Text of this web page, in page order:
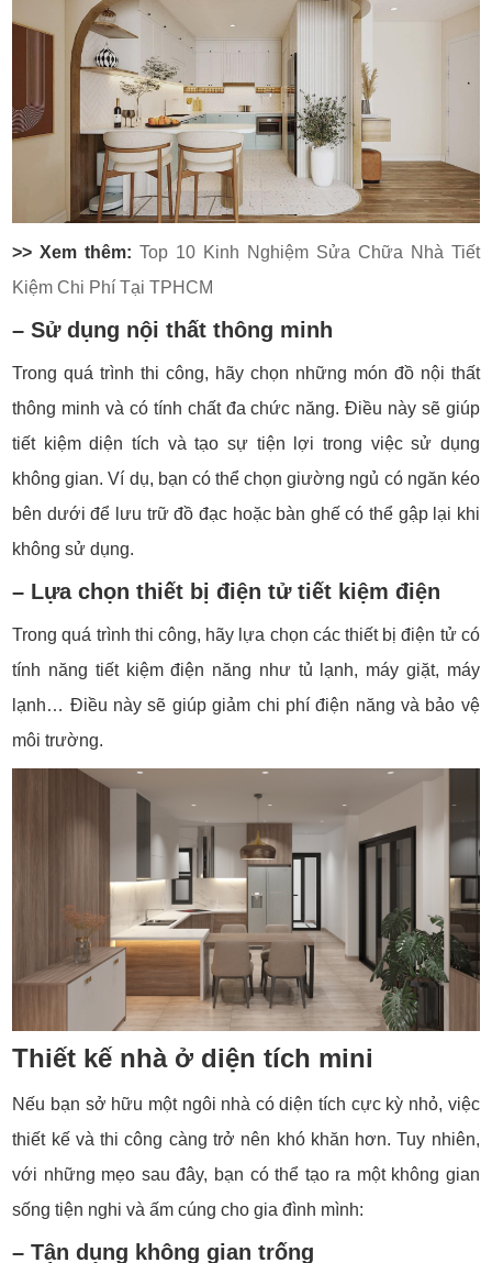
>> Xem thêm: Top 10 Kinh Nghiệm Sửa Chữa Nhà Tiết
Kiệm Chi Phí Tại TPHCM
– Sử dụng nội thất thông minh
Trong quá trình thi công, hãy chọn những món đồ nội thất
thông minh và có tính chất đa chức năng. Điều này sẽ giúp
tiết kiệm diện tích và tạo sự tiện lợi trong việc sử dụng
không gian. Ví dụ, bạn có thể chọn giường ngủ có ngăn kéo
bên dưới để lưu trữ đồ đạc hoặc bàn ghế có thể gập lại khi
không sử dụng.
– Lựa chọn thiết bị điện tử tiết kiệm điện
Trong quá trình thi công, hãy lựa chọn các thiết bị điện tử có
tính năng tiết kiệm điện năng như tủ lạnh, máy giặt, máy
lạnh… Điều này sẽ giúp giảm chi phí điện năng và bảo vệ
môi trường.
Thiết kế nhà ở diện tích mini
Nếu bạn sở hữu một ngôi nhà có diện tích cực kỳ nhỏ, việc
thiết kế và thi công càng trở nên khó khăn hơn. Tuy nhiên,
với những mẹo sau đây, bạn có thể tạo ra một không gian
sống tiện nghi và ấm cúng cho gia đình mình:
– Tận dụng không gian trống